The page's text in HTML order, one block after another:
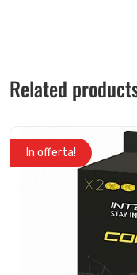
Related
In offerta!